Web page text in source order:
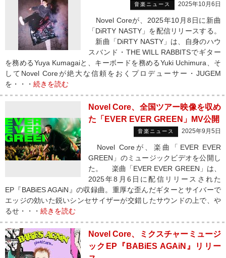
音楽ニュース 2025年10月6日
Novel Coreが、2025年10月8日に新曲
「DiRTY NASTY」を配信リリースする。
新曲「DiRTY NASTY」は、自身のハウ
スバンド・THE WILL RABBITSでギター
を務めるYuya Kumagaiと、キーボードを務めるYuki Uchimura、そ
してNovel Coreが絶大な信頼をおくプロデューサー・JUGEM
を・・・ 続きを読む
Novel Core、全国ツアー映像を収め
た「EVER EVER GREEN」MV公開
音楽ニュース 2025年9月5日
Novel Coreが、楽曲「EVER EVER
GREEN」のミュージックビデオを公開し
た。 楽曲「EVER EVER GREEN」は、
2025年8月6日に配信リリースされた
EP『BABiES AGAiN』の収録曲。重厚な歪んだギターとサイバーで
エッジの効いた鋭いシンセサイザーが交錯したサウンドの上で、や
るせ・・・ 続きを読む
Novel Core、ミクスチャーミュージ
ックEP『BABiES AGAiN』リリー